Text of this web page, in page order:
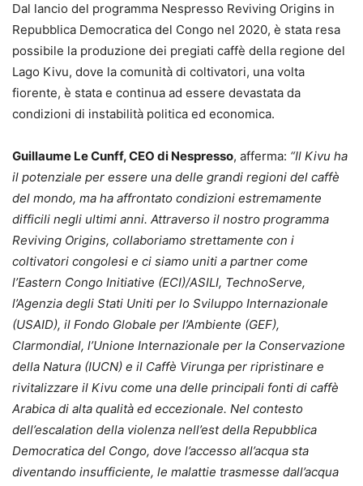
Dal lancio del programma Nespresso Reviving Origins in
Repubblica Democratica del Congo nel 2020, è stata resa
possibile la produzione dei pregiati caffè della regione del
Lago Kivu, dove la comunità di coltivatori, una volta
fiorente, è stata e continua ad essere devastata da
condizioni di instabilità politica ed economica.
Guillaume Le Cunff, CEO di Nespresso, afferma: “Il Kivu ha
il potenziale per essere una delle grandi regioni del caffè
del mondo, ma ha affrontato condizioni estremamente
difficili negli ultimi anni. Attraverso il nostro programma
Reviving Origins, collaboriamo strettamente con i
coltivatori congolesi e ci siamo uniti a partner come
l’Eastern Congo Initiative (ECI)/ASILI, TechnoServe,
l’Agenzia degli Stati Uniti per lo Sviluppo Internazionale
(USAID), il Fondo Globale per l’Ambiente (GEF),
Clarmondial, l’Unione Internazionale per la Conservazione
della Natura (IUCN) e il Caffè Virunga per ripristinare e
rivitalizzare il Kivu come una delle principali fonti di caffè
Arabica di alta qualità ed eccezionale. Nel contesto
dell’escalation della violenza nell’est della Repubblica
Democratica del Congo, dove l’accesso all’acqua sta
diventando insufficiente, le malattie trasmesse dall’acqua